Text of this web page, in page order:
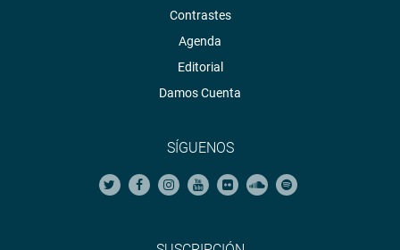
Contrastes
Agenda
Editorial
Damos Cuenta
SÍGUENOS